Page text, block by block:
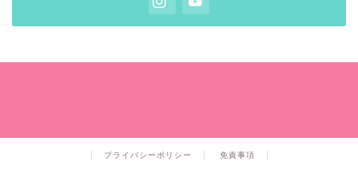
プライバシーポリシー 免責事項